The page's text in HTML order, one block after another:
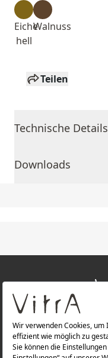
Eiche
hell
Walnuss
Teilen
Technische Details
Downloads